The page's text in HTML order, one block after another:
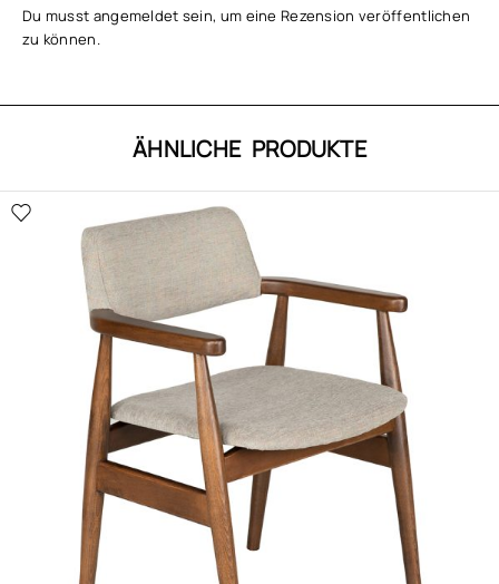
Du musst angemeldet sein, um eine Rezension veröffentlichen
zu können.
ÄHNLICHE PRODUKTE